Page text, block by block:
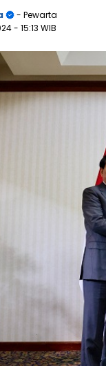
- Pewarta
- 15:13 WIB